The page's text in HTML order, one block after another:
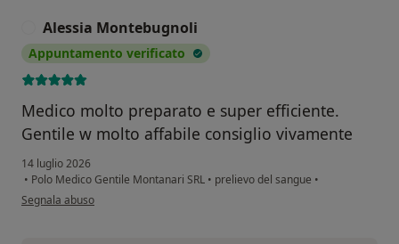
Alessia Montebugnoli
Appuntamento verificato
Medico molto preparato e super efficiente.
Gentile w molto affabile consiglio vivamente
14 luglio 2026
• Polo Medico Gentile Montanari SRL • prelievo del sangue •
secondo l'opinione dell'utente Alessia Montebugnoli
Segnala abuso